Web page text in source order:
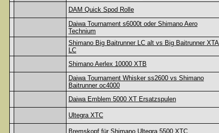
DAM Quick Spod Rolle
Daiwa Tournament s6000t oder Shimano Aero
Technium
Shimano Big Baitrunner LC alt vs Big Baitrunner XTA
LC
Shimano Aerlex 10000 XTB
Daiwa Tournament Whisker ss2600 vs Shimano
Baitrunner oc4000
Daiwa Emblem 5000 XT Ersatzspulen
Ultegra XTC
Bremskopf für Shimano Ultegra 5500 XTC